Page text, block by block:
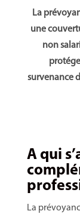
La
une
non
survenance
A qui
La